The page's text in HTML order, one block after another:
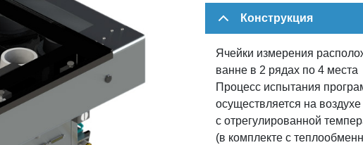
Конструкция
Ячейки измерения
ванне в 2 рядах по 4 места
Процесс испытания
осуществляется на
с отрегулированной
(в комплекте с